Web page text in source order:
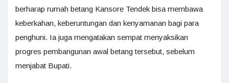
berharap rumah betang Kansore Tendek bisa membawa
keberkahan, keberuntungan dan kenyamanan bagi para
penghuni. Ia juga mengatakan sempat menyaksikan
progres pembangunan awal betang tersebut, sebelum
menjabat Bupati.